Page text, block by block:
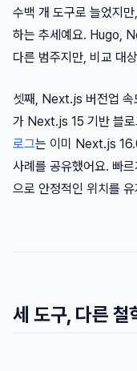
수백 개 도구로 늘었지
하는 추세예요. Hugo,
다른 범주지만, 비교 대
셋째, Next.js 버전업 속
가 Next.js 15 기반 블로
로그는 이미 Next.js
사례를 공유했어요. 빠
으로 안정적인 위치를
세 도구, 다른 철